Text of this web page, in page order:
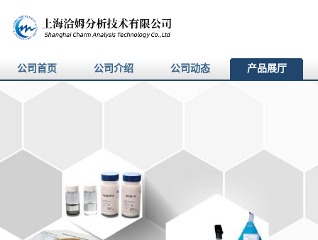
公司首页 公司介绍 公司动态 产品展厅